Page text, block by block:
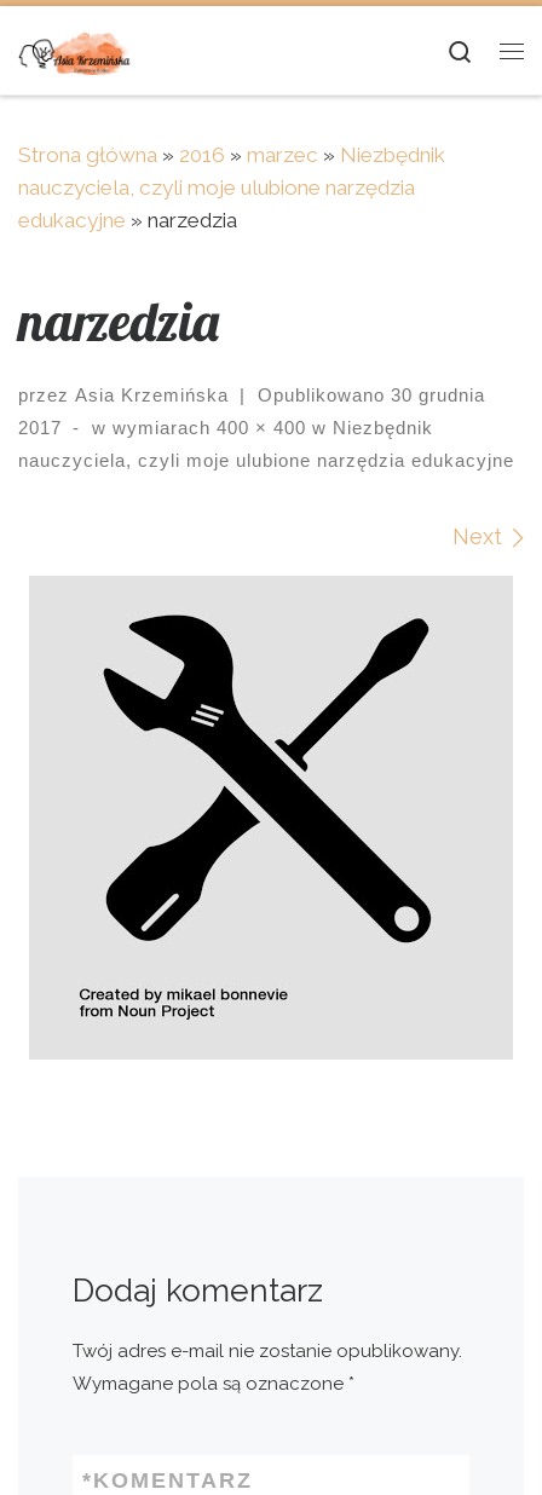
Skip to content
Strona główna » 2016 » marzec » Niezbędnik
nauczyciela, czyli moje ulubione narzędzia
edukacyjne » narzedzia
narzedzia
przez Asia Krzemińska | Opublikowano 30 grudnia
2017
- w wymiarach 400 × 400 w Niezbędnik
nauczyciela, czyli moje ulubione narzędzia edukacyjne
Next
Dodaj komentarz
Twój adres e-mail nie zostanie opublikowany.
Wymagane pola są oznaczone *
KOMENTARZ
*